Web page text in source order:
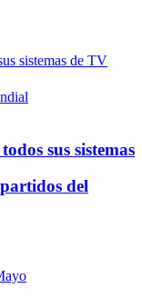
sus sistemas
del